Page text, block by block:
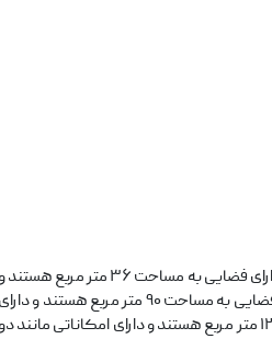
ریکسوس گلف دوحه دارای انواع مختلفی از اتاق ها و سوئیت ها است که هر کدام دارای ویژگی های منحصر به فرد خود هستند. اتاق های استاندارد دارای فضایی به مساحت ۳۶ متر مربع هستند و
مجهز به امکاناتی مانند تخت خواب king-size، تلویزیون صفحه تخت، مینی بار، و حمام اختصاصی با وان و دوش هستند. سوئیت های یک خوابه دارای فضایی به مساحت ۹۰ متر مربع هستند و دارای
امکاناتی مانند یک اتاق نشیمن، یک اتاق خواب، یک آشپزخانه کوچک، و یک بالکن یا تراس هستند. سوئیت های دو خوابه دارای فضایی به مساحت ۱۲۰ متر مربع هستند و دارای امکاناتی مانند دو